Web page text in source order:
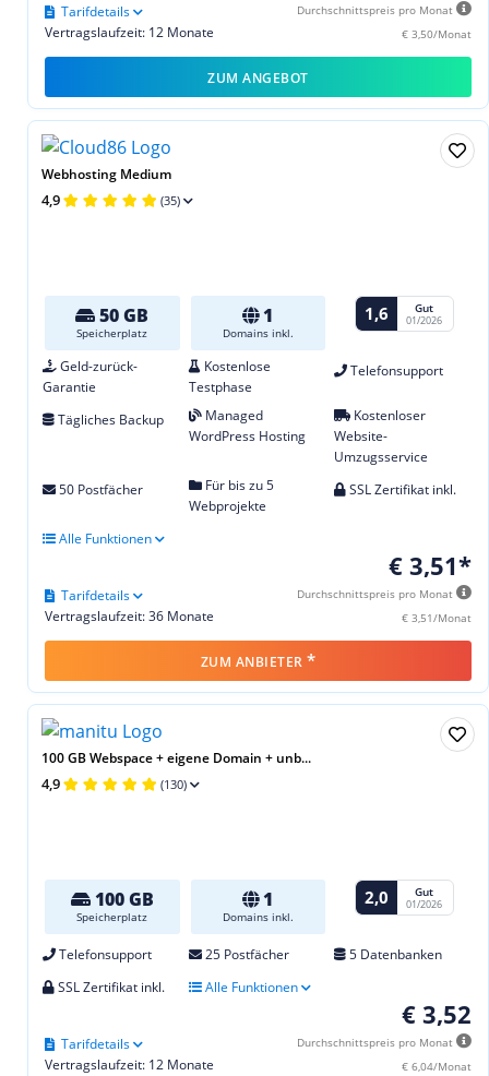
Durchschnittspreis pro Monat
€ 3,50/Monat
Vertragslaufzeit: 12 Monate
Tarifdetails
ZUM ANGEBOT
Webhosting Medium
4,9 (35)
50 GB
Speicherplatz
1
Domains inkl.
1,6 Gut
01/2026
Geld-zurück-
Garantie
Kostenlose
Testphase
Telefonsupport
Tägliches Backup
Managed
WordPress Hosting
Kostenloser
Website-
Umzugsservice
50 Postfächer
Für bis zu 5
Webprojekte
SSL Zertifikat inkl.
Alle Funktionen
€ 3,51*
Durchschnittspreis pro Monat
€ 3,51/Monat
Vertragslaufzeit: 36 Monate
Tarifdetails
ZUM ANBIETER *
100 GB Webspace + eigene Domain + unb...
4,9 (130)
100 GB
Speicherplatz
1
Domains inkl.
2,0 Gut
01/2026
Telefonsupport 25 Postfächer
5 Datenbanken
SSL Zertifikat inkl.
Alle Funktionen
€ 3,52
Durchschnittspreis pro Monat
€ 6,04/Monat
Vertragslaufzeit: 12 Monate
Tarifdetails